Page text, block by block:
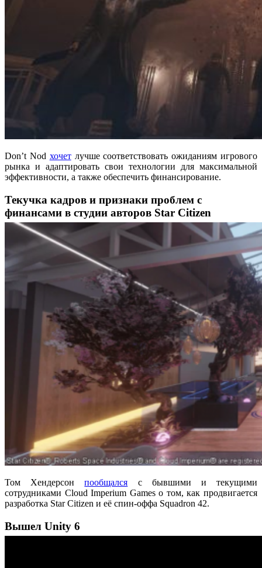
Don’t Nod хочетлучше соответствовать ожиданиям игрового
рынка и адаптировать свои технологии для максимальной
эффективности, а также обеспечить финансирование.
Текучка кадров и признаки проблем с
финансами в студии авторов Star Citizen
Том Хендерсонпообщался с бывшими и текущими
сотрудниками Cloud Imperium Games о том, как продвигается
разработка Star Citizen и её спин-оффа Squadron 42.
Вышел Unity 6